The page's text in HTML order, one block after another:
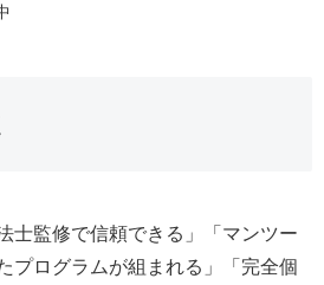
士監修で信頼できる」「マンツー
プログラムが組まれる」「完全個